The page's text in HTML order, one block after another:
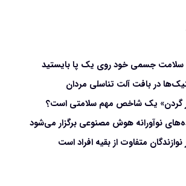
جسمی خود روی یک پا بایستید
در بافت آلت تناسلی مردان
گردن» یک شاخص مهم سلامتی است؟
نوآورانه هوش مصنوعی برگزار می‌شود
متفاوت از بقیه افراد است